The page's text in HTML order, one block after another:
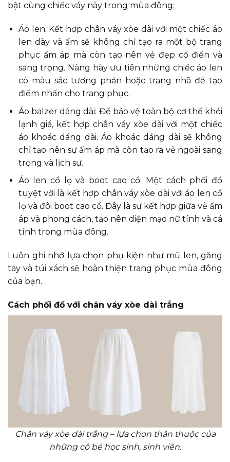
bật cùng chiếc váy này trong mùa đông:
Áo len: Kết hợp chân váy xòe dài với một chiếc áo
len dày và ấm sẽ không chỉ tạo ra một bộ trang
phục ấm áp mà còn tạo nên vẻ đẹp cổ điển và
sang trọng. Nàng hãy ưu tiên những chiếc áo len
có màu sắc tương phản hoặc trang nhã để tạo
điểm nhấn cho trang phục.
Áo balzer dáng dài: Để bảo vệ toàn bộ cơ thể khỏi
lạnh giá, kết hợp chân váy xòe dài với một chiếc
áo khoác dáng dài. Áo khoác dáng dài sẽ không
chỉ tạo nên sự ấm áp mà còn tạo ra vẻ ngoài sang
trọng và lịch sự.
Áo len cổ lọ và boot cao cổ: Một cách phối đồ
tuyệt vời là kết hợp chân váy xòe dài với áo len cổ
lọ và đôi boot cao cổ. Đây là sự kết hợp giữa vẻ ấm
áp và phong cách, tạo nên diện mạo nữ tính và cá
tính trong mùa đông.
Luôn ghi nhớ lựa chọn phụ kiện như mũ len, găng
tay và túi xách sẽ hoàn thiện trang phục mùa đông
của bạn.
Cách phối đồ với chân váy xòe dài trắng
Chân váy xòe dài trắng – lựa chọn thân thuộc của
những cô bé học sinh, sinh viên.